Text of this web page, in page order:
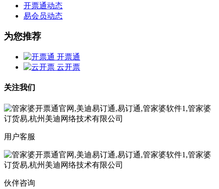
开票通动态
易会员动态
为您推荐
开票通
云开票
关注我们
用户客服
伙伴咨询